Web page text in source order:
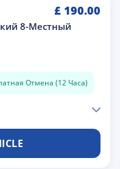
£ 190.00
8-Местный
Отмена (12 Часа)